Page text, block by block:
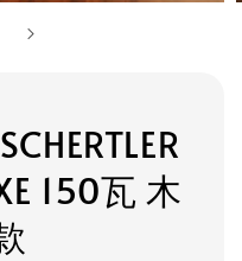
150瓦 木